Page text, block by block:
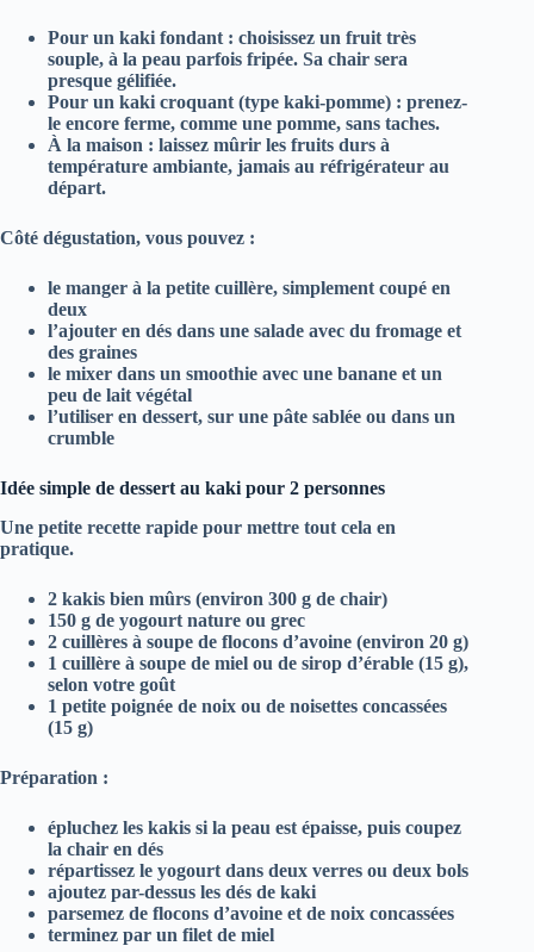
Pour un kaki fondant : choisissez un fruit très
souple, à la peau parfois fripée. Sa chair sera
presque gélifiée.
Pour un kaki croquant (type kaki-pomme) : prenez-
le encore ferme, comme une pomme, sans taches.
À la maison : laissez mûrir les fruits durs à
température ambiante, jamais au réfrigérateur au
départ.
Côté dégustation, vous pouvez :
le manger à la petite cuillère, simplement coupé en
deux
l’ajouter en dés dans une salade avec du fromage et
des graines
le mixer dans un smoothie avec une banane et un
peu de lait végétal
l’utiliser en dessert, sur une pâte sablée ou dans un
crumble
Idée simple de dessert au kaki pour 2 personnes
Une petite recette rapide pour mettre tout cela en
pratique.
2 kakis bien mûrs (environ 300 g de chair)
150 g de yogourt nature ou grec
2 cuillères à soupe de flocons d’avoine (environ 20 g)
1 cuillère à soupe de miel ou de sirop d’érable (15 g),
selon votre goût
1 petite poignée de noix ou de noisettes concassées
(15 g)
Préparation :
épluchez les kakis si la peau est épaisse, puis coupez
la chair en dés
répartissez le yogourt dans deux verres ou deux bols
ajoutez par-dessus les dés de kaki
parsemez de flocons d’avoine et de noix concassées
terminez par un filet de miel